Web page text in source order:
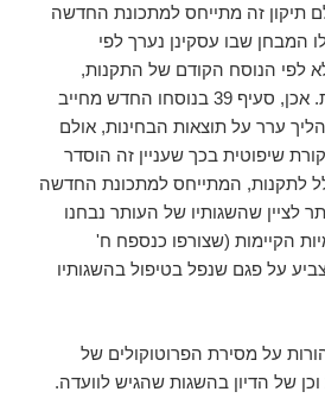
תיקון זה מתייחס למתכונת החדשה
המבחן שבו עסקינן נערך לפי
לפי הנוסח הקודם של התקנות,
שהיה בתוקף באותה עת. אכן, סעיף 39 בנוסחו החדש מחייב
ערר על תוצאות הבחינות, אולם
שיפוטית בכך שעניין זה הוסדר
לתקנות, המתייחס למתכונת החדשה
לציין שהשגותיו של העותר נבחנו
הקיימות (שצורפו כנספח ח'
על פגם שנפל בטיפול בהשגותיו
על מסירת הפרוטוקולים של
של הדיון בהשגות שהגיש לוועדה.